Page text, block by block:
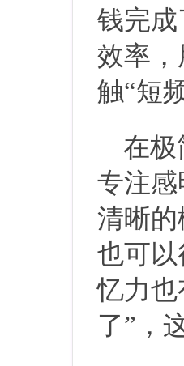
钱完
效率
触“短
在极
专注
清晰
也可
忆力也
了”，